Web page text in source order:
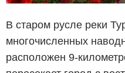
В старом русле реки
многочисленных
расположен 9-